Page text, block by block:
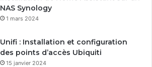
NAS Synology
1 mars 2024
Unifi : Installation et configuration
des points d’accès Ubiquiti
15 janvier 2024